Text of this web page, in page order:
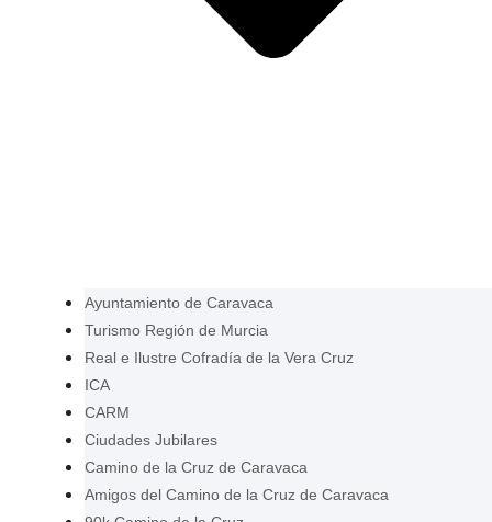
Ayuntamiento de Caravaca
Turismo Región de Murcia
Real e Ilustre Cofradía de la Vera Cruz
ICA
CARM
Ciudades Jubilares
Camino de la Cruz de Caravaca
Amigos del Camino de la Cruz de Caravaca